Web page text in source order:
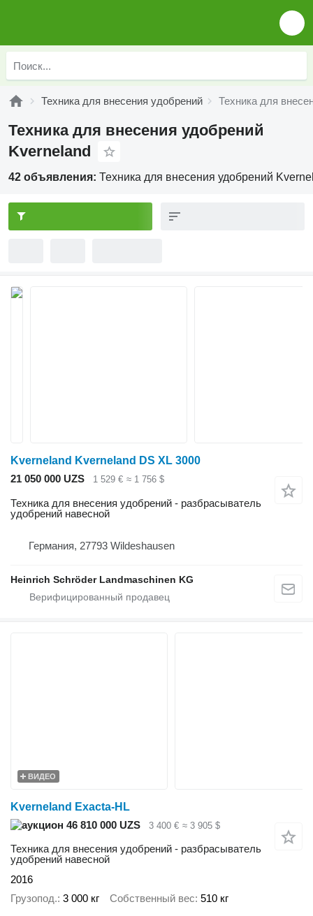
Техника для внесения удобрений Техника для
Техника для внесения удобрений
Kverneland
42 объявления: Техника для внесения удобрений
Kverneland Kverneland DS XL 3000
21 050 000 UZS
1 529 € ≈ 1 756 $
Техника для внесения удобрений - разбрасыватель
удобрений навесной
Германия, 27793 Wildeshausen
Heinrich Schröder Landmaschinen KG
ВИДЕО
Kverneland Exacta-HL
46 810 000 UZS
3 400 € ≈ 3 905 $
Техника для внесения удобрений - разбрасыватель
удобрений навесной
2016
Грузопод. 3 000 кг Собственный вес 510 кг